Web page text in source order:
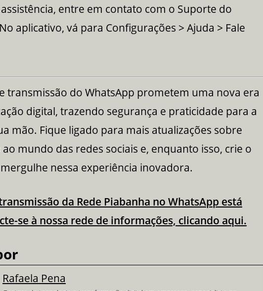
entre em contato com o Suporte do
aplicativo, vá para Configurações > Ajuda > Fale
transmissão do WhatsApp prometem uma nova era
digital, trazendo segurança e praticidade para a
mão. Fique ligado para mais atualizações sobre
ao mundo das redes sociais e, enquanto isso, crie o
nessa experiência inovadora.
da Rede Piabanha no WhatsApp está
se à nossa rede de informações, clicando aqui.
Rafaela Pena